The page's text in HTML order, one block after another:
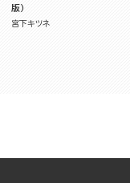
版）
宮下キツネ